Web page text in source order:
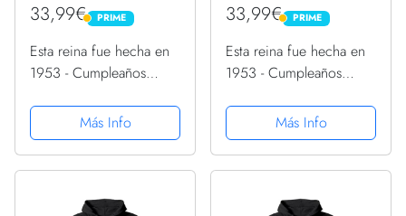
33,99€ PRIME
PRIME
Esta reina fue hecha en
1953 - Cumpleaños
Más Info
33,99€ PRIME
PRIME
Esta reina fue hecha en
1953 - Cumpleaños
Más Info